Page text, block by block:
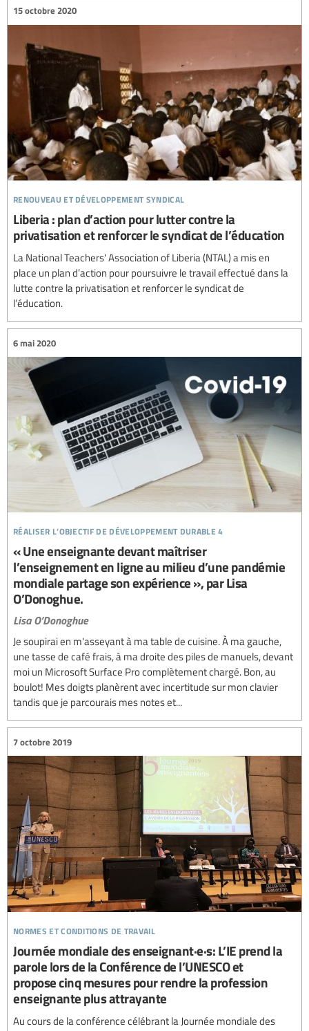
renouveau et développement syndical
15 octobre 2020
Liberia : plan d’action pour lutter contre la
privatisation et renforcer le syndicat de l’éducation
La National Teachers' Association of Liberia (NTAL) a mis en
place un plan d’action pour poursuivre le travail effectué dans la
lutte contre la privatisation et renforcer le syndicat de
l’éducation.
réaliser l’objectif de développement durable 4
6 mai 2020
« Une enseignante devant maîtriser
l’enseignement en ligne au milieu d’une pandémie
mondiale partage son expérience », par Lisa
O’Donoghue.
Lisa O’Donoghue
Je soupirai en m'asseyant à ma table de cuisine. À ma gauche,
une tasse de café frais, à ma droite des piles de manuels, devant
moi un Microsoft Surface Pro complètement chargé. Bon, au
boulot! Mes doigts planèrent avec incertitude sur mon clavier
tandis que je parcourais mes notes et...
normes et conditions de travail
7 octobre 2019
Journée mondiale des enseignant·e·s: L’IE prend la
parole lors de la Conférence de l’UNESCO et
propose cinq mesures pour rendre la profession
enseignante plus attrayante
Au cours de la conférence célébrant la Journée mondiale des